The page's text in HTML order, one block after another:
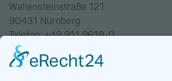
Wallensteinstraße 121
90431 Nürnberg
Telefon: +49 911 9619-0
Trainingszentrum Hannover